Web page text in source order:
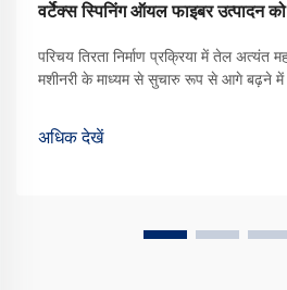
वर्टेक्स स्पिनिंग ऑयल फाइबर उत्पादन
परिचय तिरता निर्माण प्रक्रिया में तेल अत्यंत
मशीनरी के माध्यम से सुचारु रूप से आगे बढ़ने
वॉर्टेक्स स्पिनिंग ऑयल एक प्रकार का ... बन गया
अधिक देखें